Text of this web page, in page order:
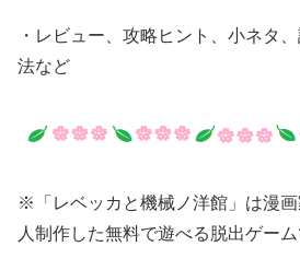
・レビュー、攻略ヒント、小ネタ
法など
※「レベッカと機械ノ洋館」は漫
人制作した無料で遊べる脱出ゲー